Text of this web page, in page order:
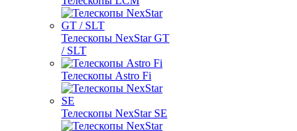
Телескопы NexStar GT
/ SLT
Телескопы Astro Fi
Телескопы NexStar SE